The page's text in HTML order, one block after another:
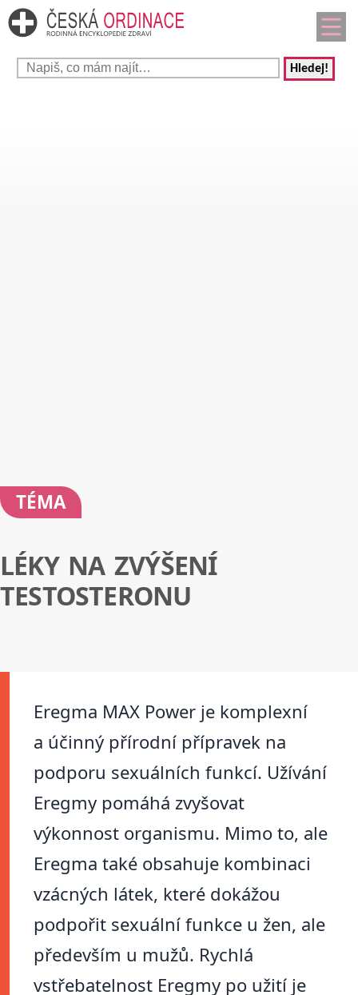
Hledej!
TÉMA
LÉKY NA ZVÝŠENÍ
TESTOSTERONU
Eregma MAX Power je komplexní
a účinný přírodní přípravek na
podporu sexuálních funkcí. Užívání
Eregmy pomáhá zvyšovat
výkonnost organismu. Mimo to, ale
Eregma také obsahuje kombinaci
vzácných látek, které dokážou
podpořit sexuální funkce u žen, ale
především u mužů. Rychlá
vstřebatelnost Eregmy po užití je